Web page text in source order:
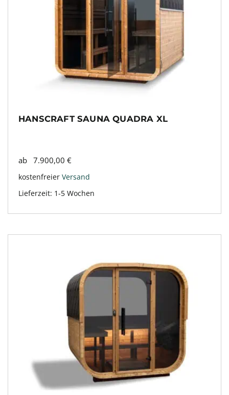
HANSCRAFT SAUNA QUADRA XL
ab 7.900,00 €
kostenfreier Versand
Lieferzeit: 1-5 Wochen